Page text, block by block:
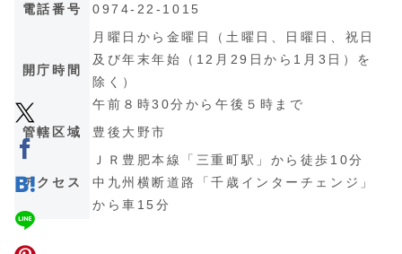
電話番号
0974-22-1015
開庁時間
月曜日から金曜日（土曜日、日曜日、祝日
及び年末年始（12月29日から1月3日）を
除く）
午前８時30分から午後５時まで
管轄区域
豊後大野市
アクセス
ＪＲ豊肥本線「三重町駅」から徒歩10分
中九州横断道路「千歳インターチェンジ」
から車15分